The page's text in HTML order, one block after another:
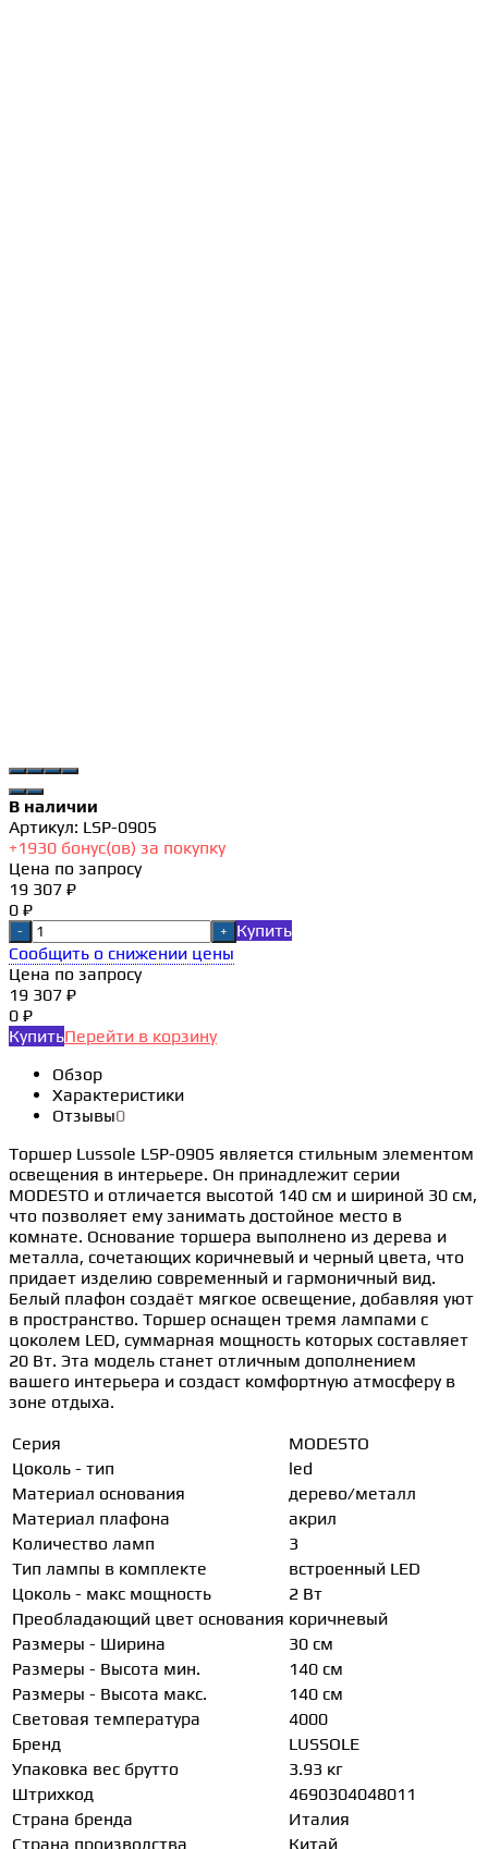
В наличии
Артикул: LSP-0905
+1930 бонус(ов) за покупку
Цена по запросу
19 307 ₽
0 ₽
- +
Купить
Сообщить о снижении цены
Цена по запросу
19 307 ₽
0 ₽
КупитьПерейти в корзину
Обзор
Характеристики
Отзывы0
Торшер Lussole LSP-0905 является стильным элементом
освещения в интерьере. Он принадлежит серии
MODESTO и отличается высотой 140 см и шириной 30 см,
что позволяет ему занимать достойное место в
комнате. Основание торшера выполнено из дерева и
металла, сочетающих коричневый и черный цвета, что
придает изделию современный и гармоничный вид.
Белый плафон создаёт мягкое освещение, добавляя уют
в пространство. Торшер оснащен тремя лампами с
цоколем LED, суммарная мощность которых составляет
20 Вт. Эта модель станет отличным дополнением
вашего интерьера и создаст комфортную атмосферу в
зоне отдыха.
Серия
MODESTO
Цоколь - тип
led
Материал основания
дерево/металл
Материал плафона
акрил
Количество ламп
3
Тип лампы в комплекте
встроенный LED
Цоколь - макс мощность
2 Вт
Преобладающий цвет основания коричневый
Размеры - Ширина
30 см
Размеры - Высота мин.
140 см
Размеры - Высота макс.
140 см
Световая температура
4000
Бренд
LUSSOLE
Упаковка вес брутто
3.93 кг
Штрихкод
4690304048011
Страна бренда
Италия
Страна производства
Китай